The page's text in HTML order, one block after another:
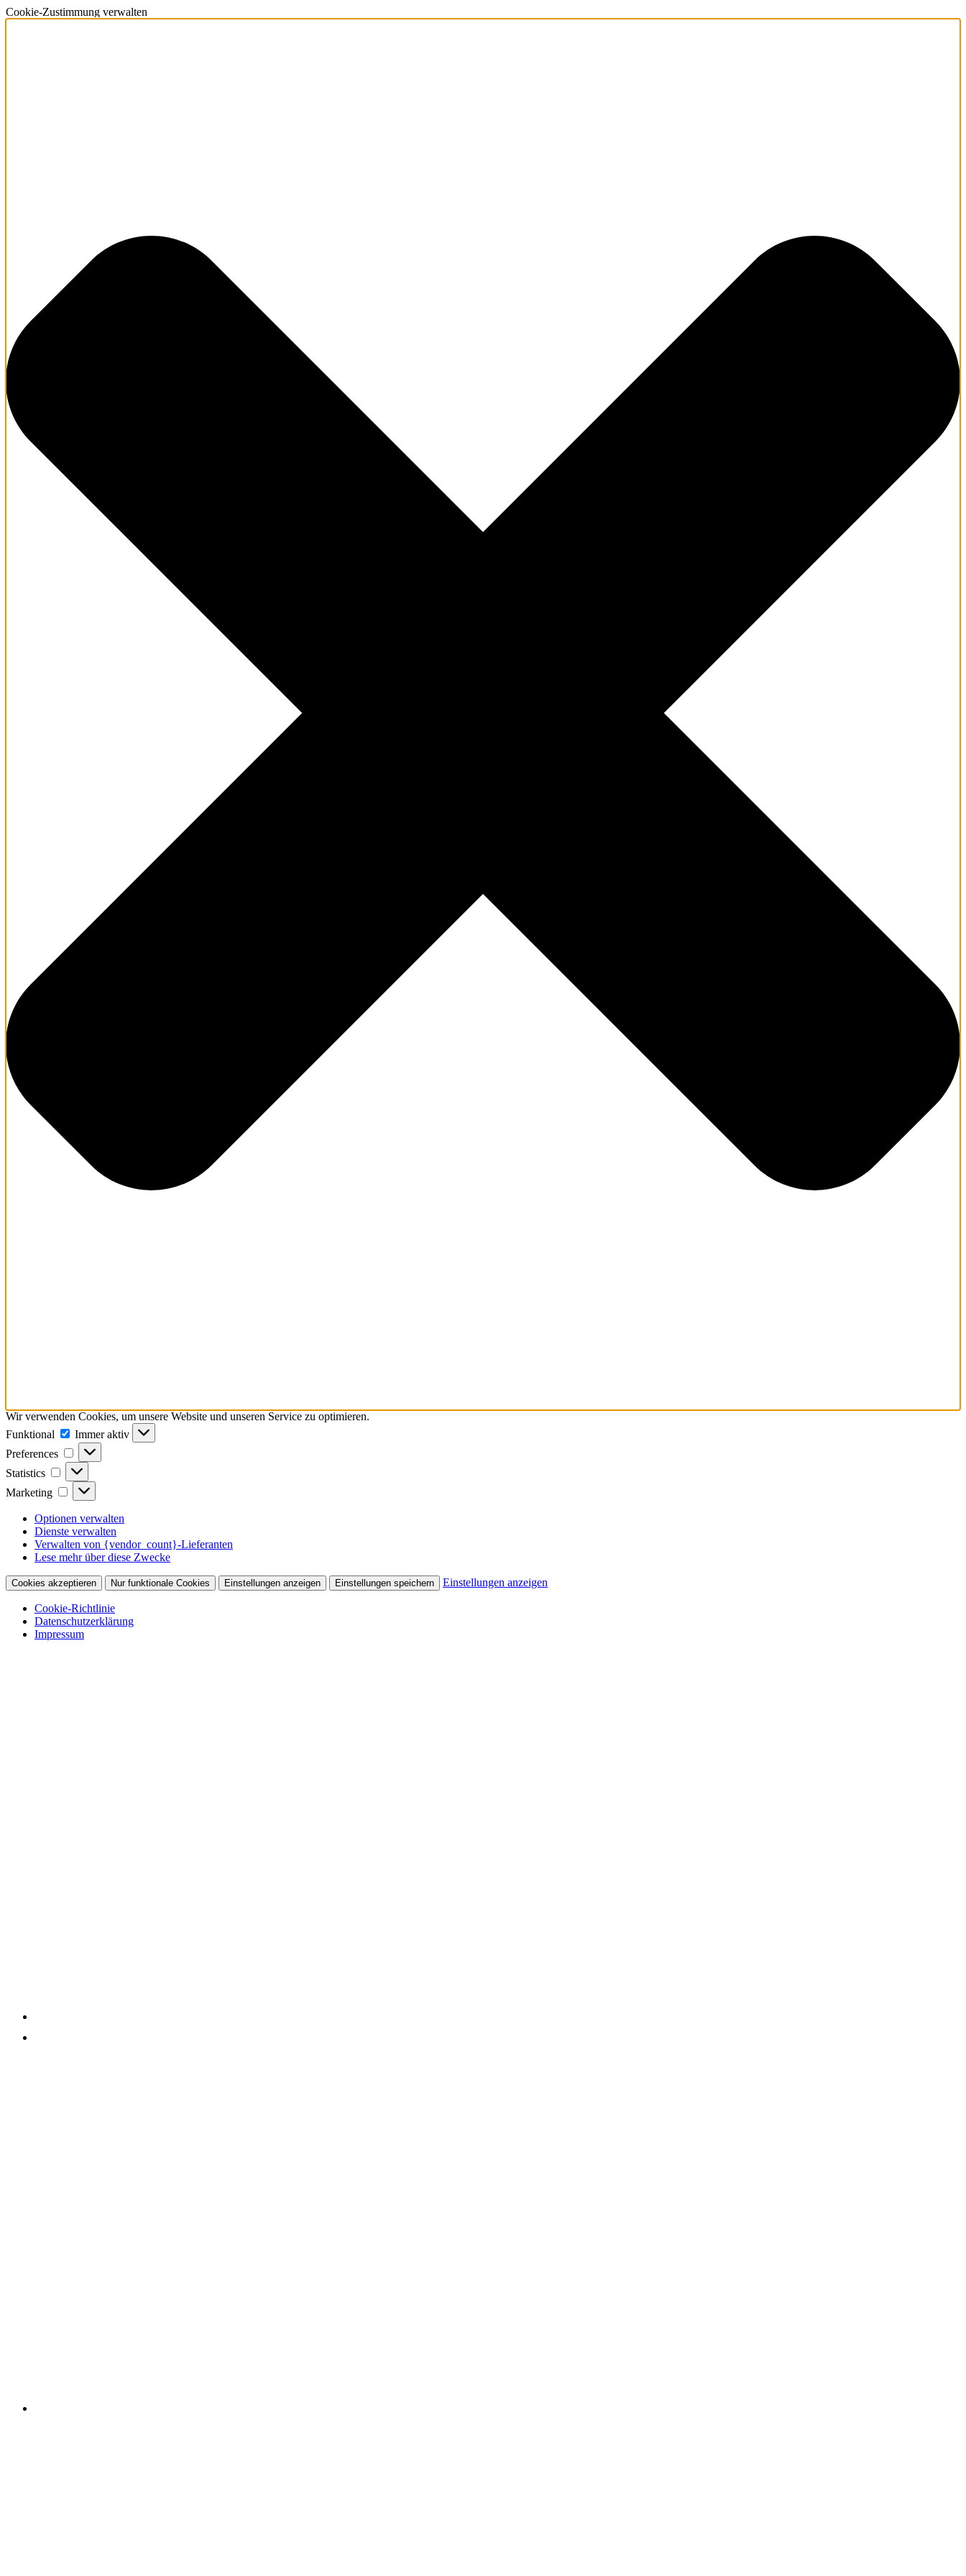
Cookie-Zustimmung verwalten
Wir verwenden Cookies, um unsere Website und unseren Service zu optimieren.
Funktional
Funktional
Immer aktiv
Preferences
Preferences
Statistics Statistics
Marketing Marketing
Optionen verwalten
Dienste verwalten
Verwalten von {vendor_count}-Lieferanten
Lese mehr über diese Zwecke
Cookies akzeptieren Nur funktionale Cookies Einstellungen anzeigen Einstellungen speichern Einstellungen anzeigen
Cookie-Richtlinie
Datenschutzerklärung
Impressum